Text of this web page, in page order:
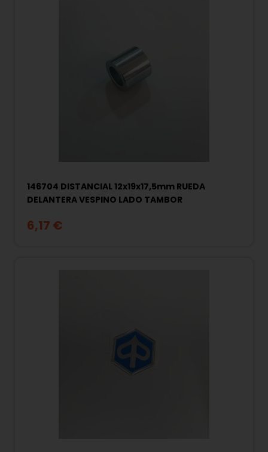
146704 DISTANCIAL 12x19x17,5mm RUEDA
DELANTERA VESPINO LADO TAMBOR
6,17 €